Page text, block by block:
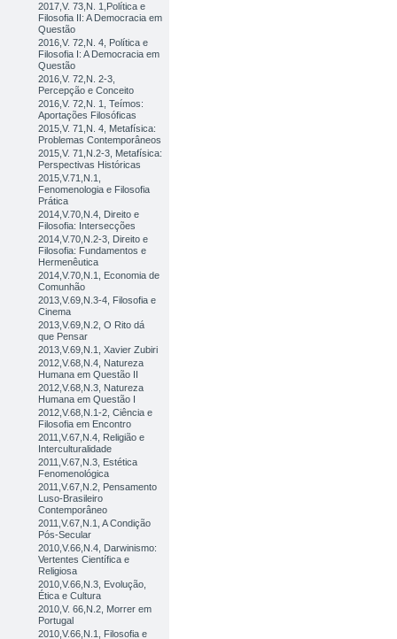
2017,V. 73,N. 1,Política e
Filosofia II: A Democracia em
Questão
2016,V. 72,N. 4, Política e
Filosofia I: A Democracia em
Questão
2016,V. 72,N. 2-3,
Percepção e Conceito
2016,V. 72,N. 1, Teímos:
Aportações Filosóficas
2015,V. 71,N. 4, Metafísica:
Problemas Contemporâneos
2015,V. 71,N.2-3, Metafísica:
Perspectivas Históricas
2015,V.71,N.1,
Fenomenologia e Filosofia
Prática
2014,V.70,N.4, Direito e
Filosofia: Intersecções
2014,V.70,N.2-3, Direito e
Filosofia: Fundamentos e
Hermenêutica
2014,V.70,N.1, Economia de
Comunhão
2013,V.69,N.3-4, Filosofia e
Cinema
2013,V.69,N.2, O Rito dá
que Pensar
2013,V.69,N.1, Xavier Zubiri
2012,V.68,N.4, Natureza
Humana em Questão II
2012,V.68,N.3, Natureza
Humana em Questão I
2012,V.68,N.1-2, Ciência e
Filosofia em Encontro
2011,V.67,N.4, Religião e
Interculturalidade
2011,V.67,N.3, Estética
Fenomenológica
2011,V.67,N.2, Pensamento
Luso-Brasileiro
Contemporâneo
2011,V.67,N.1, A Condição
Pós-Secular
2010,V.66,N.4, Darwinismo:
Vertentes Científica e
Religiosa
2010,V.66,N.3, Evolução,
Ética e Cultura
2010,V. 66,N.2, Morrer em
Portugal
2010,V.66,N.1, Filosofia e